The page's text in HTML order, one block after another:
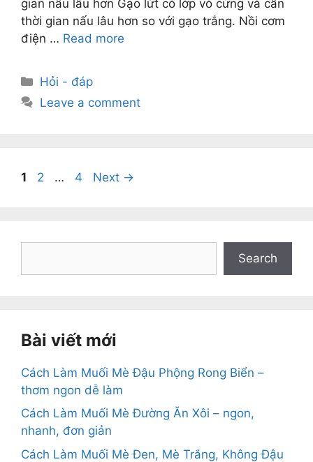
gian nấu lâu hơn Gạo lứt có lớp vỏ cứng và cần
thời gian nấu lâu hơn so với gạo trắng. Nồi cơm
điện … Read more
Categories
Hỏi - đáp
Leave a comment
Page
1 Page
2 … Page
4 Next →
Search
Bài viết mới
Cách Làm Muối Mè Đậu Phộng Rong Biển –
thơm ngon dễ làm
Cách Làm Muối Mè Đường Ăn Xôi – ngon,
nhanh, đơn giản
Cách Làm Muối Mè Đen, Mè Trắng, Không Đậu